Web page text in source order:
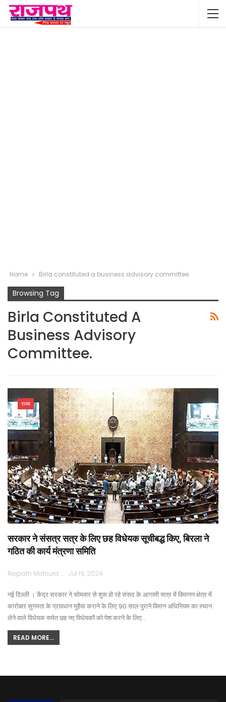
Home Birla constituted a business advisory committee.
Browsing Tag
Birla Constituted A
Business Advisory
Committee.
राज्य
सरकार ने संसत्र सत्र के लिए छह विधेयक सूचीबद्ध किए, बिरला ने
गठित की कार्य मंत्रणा समिति
Rajpath Mathura Jul 19, 2024
नई दिल्ली । केंद्र सरकार ने सोमवार से शुरू हो रहे संसद के आगामी सत्र में विमानन क्षेत्र में
कारोबार सुगमता के प्रावधान मुहैया कराने के लिए 90 साल पुराने विमान अधिनियम का स्थान
लेने वाले विधेयक समेत छह नए विधेयकों को पेश करने के लिए…
READ MORE...